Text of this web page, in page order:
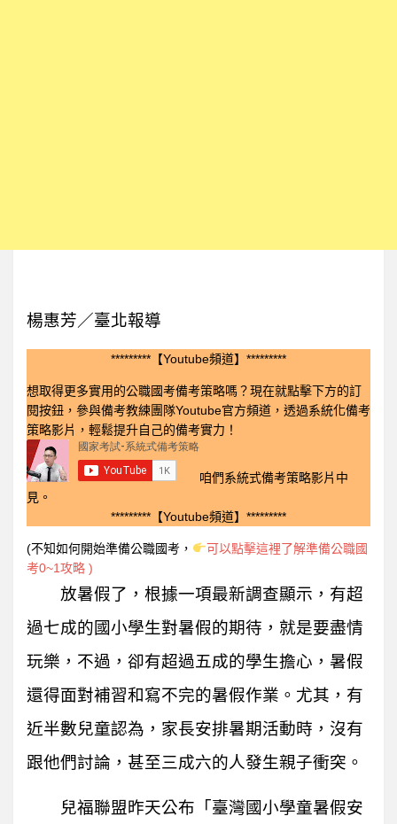
楊惠芳／臺北報導
*********【Youtube頻道】*********
想取得更多實用的公職國考備考策略嗎？現在就點擊下方的訂
閱按鈕，參與備考教練團隊Youtube官方頻道，透過系統化備考
策略影片，輕鬆提升自己的備考實力！
咱們系統式備考策略影片中
見。
*********【Youtube頻道】*********
(不知如何開始準備公職國考，
可以點擊這裡了解準備公職國
考0~1攻略 )
放暑假了，根據一項最新調查顯示，有超
過七成的國小學生對暑假的期待，就是要盡情
玩樂，不過，卻有超過五成的學生擔心，暑假
還得面對補習和寫不完的暑假作業。尤其，有
近半數兒童認為，家長安排暑期活動時，沒有
跟他們討論，甚至三成六的人發生親子衝突。
兒福聯盟昨天公布「臺灣國小學童暑假安